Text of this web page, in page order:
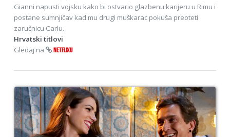
Gianni napusti vojsku kako bi ostvario glazbenu karijeru u Rimu i
postane sumnjičav kad mu drugi muškarac pokuša preoteti
zaručnicu Carlu.
Hrvatski titlovi
Gledaj na
NETFLIXU